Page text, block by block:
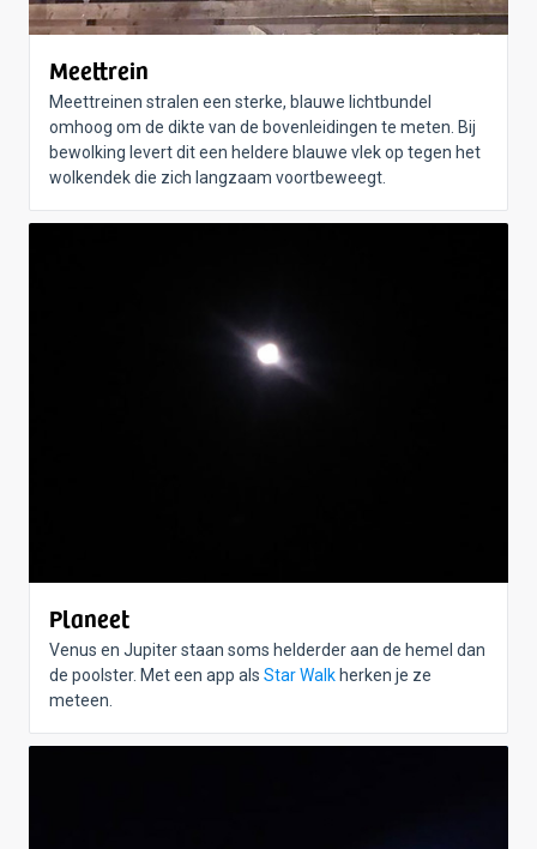
Meettrein
Meettreinen stralen een sterke, blauwe lichtbundel
omhoog om de dikte van de bovenleidingen te meten. Bij
bewolking levert dit een heldere blauwe vlek op tegen het
wolkendek die zich langzaam voortbeweegt.
Planeet
Venus en Jupiter staan soms helderder aan de hemel dan
de poolster. Met een app als Star Walk herken je ze
meteen.